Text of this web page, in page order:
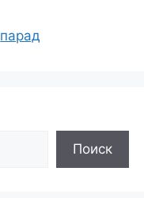
парад
Поиск